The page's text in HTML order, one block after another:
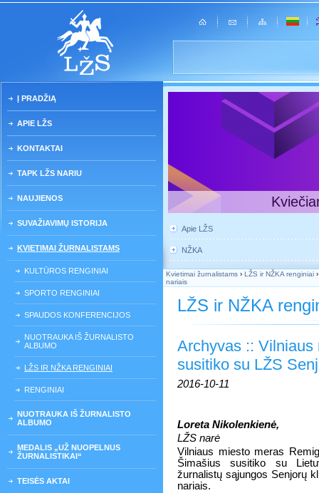
Į PRADŽIĄ
APIE LŽS
KONTAKTAI
TAPK LŽS NARIU
NAUJIENOS
SUVAŽIAVIMŲ ISTORIJA
KVIETIMAI ŽURNALISTAMS
KULTŪROS RENGINIAI
SPORTO RENGINIAI
SPAUDOS KONFERENCIJOS
NUOTRAUKA IŠ ŽURNALISTO
ALBUMO
LŽS IR NŽKA RENGINIAI
RENGINIAI
NUOTRAUKA IŠ ŽURNALISTO
ALBUMO
MEDALIS „UŽ NUOPELNUS
ŽURNALISTIKAI“
TEISĖS AKTAI
Apie LŽS
NŽKA
Kvietimai žurnalistams › LŽS ir NŽKA renginiai
nariais
LŽS ir NŽKA
Archyvas ::
susitiko su LŽS
2016-10-11
Loreta Nikolenkienė,
LŽS narė
Vilniaus miesto meras
Šimašius susitiko su
žurnalistų sąjungos Senjorų
nariais.